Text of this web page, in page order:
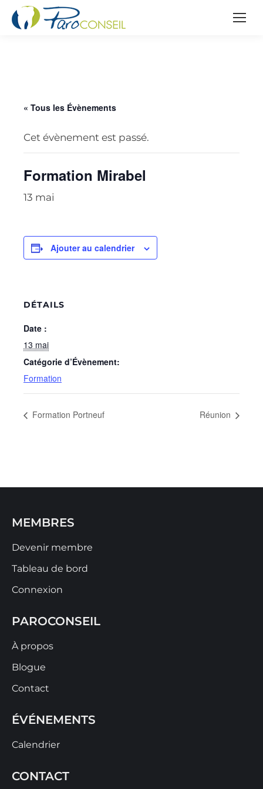
« Tous les Évènements
Cet évènement est passé.
Formation Mirabel
13 mai
Ajouter au calendrier
DÉTAILS
Date :
13 mai
Catégorie d’Évènement:
Formation
Formation Portneuf Réunion
MEMBRES
Devenir membre
Tableau de bord
Connexion
PAROCONSEIL
À propos
Blogue
Contact
ÉVÉNEMENTS
Calendrier
CONTACT